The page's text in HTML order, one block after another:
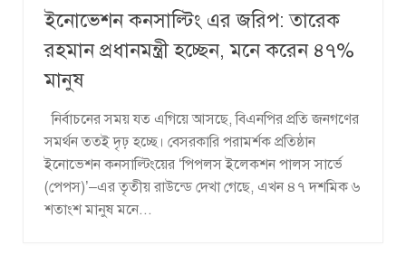
ইনোভেশন কনসাল্টিং এর জরিপ: তারেক
রহমান প্রধানমন্ত্রী হচ্ছেন, মনে করেন ৪৭%
মানুষ
নির্বাচনের সময় যত এগিয়ে আসছে, বিএনপির প্রতি জনগণের
সমর্থন ততই দৃঢ় হচ্ছে। বেসরকারি পরামর্শক প্রতিষ্ঠান
ইনোভেশন কনসাল্টিংয়ের ‘পিপলস ইলেকশন পালস সার্ভে
(পেপস)’–এর তৃতীয় রাউন্ডে দেখা গেছে, এখন ৪৭ দশমিক ৬
শতাংশ মানুষ মনে...